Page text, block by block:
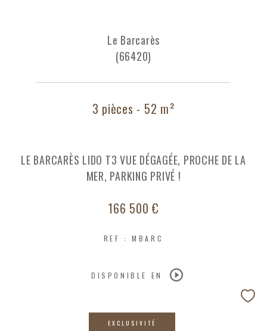
Le Barcarès
(66420)
3 pièces - 52 m²
LE BARCARÈS LIDO T3 VUE DÉGAGÉE, PROCHE DE LA
MER, PARKING PRIVÉ !
166 500 €
REF : MBARC
DISPONIBLE EN
EXCLUSIVITÉ
FILTRER PAR
COUPS DE COEUR EXCLUSIVITÉS
NOUVEAUTÉS
RECHERCHER